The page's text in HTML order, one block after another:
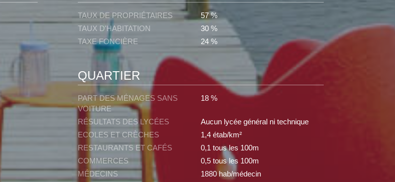
TAUX DE PROPRIÉTAIRES
57 %
TAUX D'HABITATION
30 %
TAXE FONCIÈRE
24 %
QUARTIER
PART DES MÉNAGES SANS
VOITURE
18 %
RÉSULTATS DES LYCÉES
Aucun lycée général ni technique
ECOLES ET CRÈCHES
1,4 étab/km²
RESTAURANTS ET CAFÉS
0,1 tous les 100m
COMMERCES
0,5 tous les 100m
MÉDECINS
1880 hab/médecin